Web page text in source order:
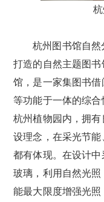
杭州图书馆自
打造的自然主题图
馆，是一家集图书
等功能于一体的综
杭州植物园内，拥
设理念，在采光节
都有体现。在设计
玻璃，利用自然光照
能最大限度增强光